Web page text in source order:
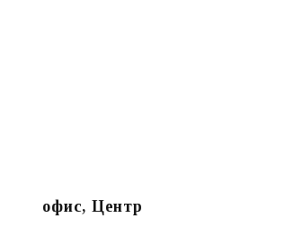
офис, Центр